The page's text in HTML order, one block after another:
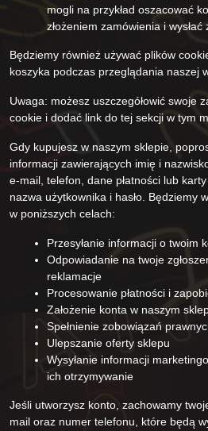
mogli na przykład oszacować
złożeniem zamówienia i wysłać
Będziemy również używać plików
koszyka podczas przeglądania naszej
Uwaga: możesz uszczegółowić swoje
cookie i dodać link do tej sekcji w tym
Gdy kupujesz w naszym sklepie,
informacji zawierających imię i
e-mail, telefon, dane płatności lub
nazwa użytkownika i hasło. Będziemy
w poniższych celach:
Przesyłanie informacji o twoim
Odpowiadanie na twoje
reklamacje
Procesowanie płatności i
Założenie konta w naszym
Spełnienie zobowiązań
Ulepszanie oferty sklepu
Wysyłanie informacji
ich otrzymywanie
Jeśli utworzysz konto, zachowamy
mail oraz numer telefonu, które będą